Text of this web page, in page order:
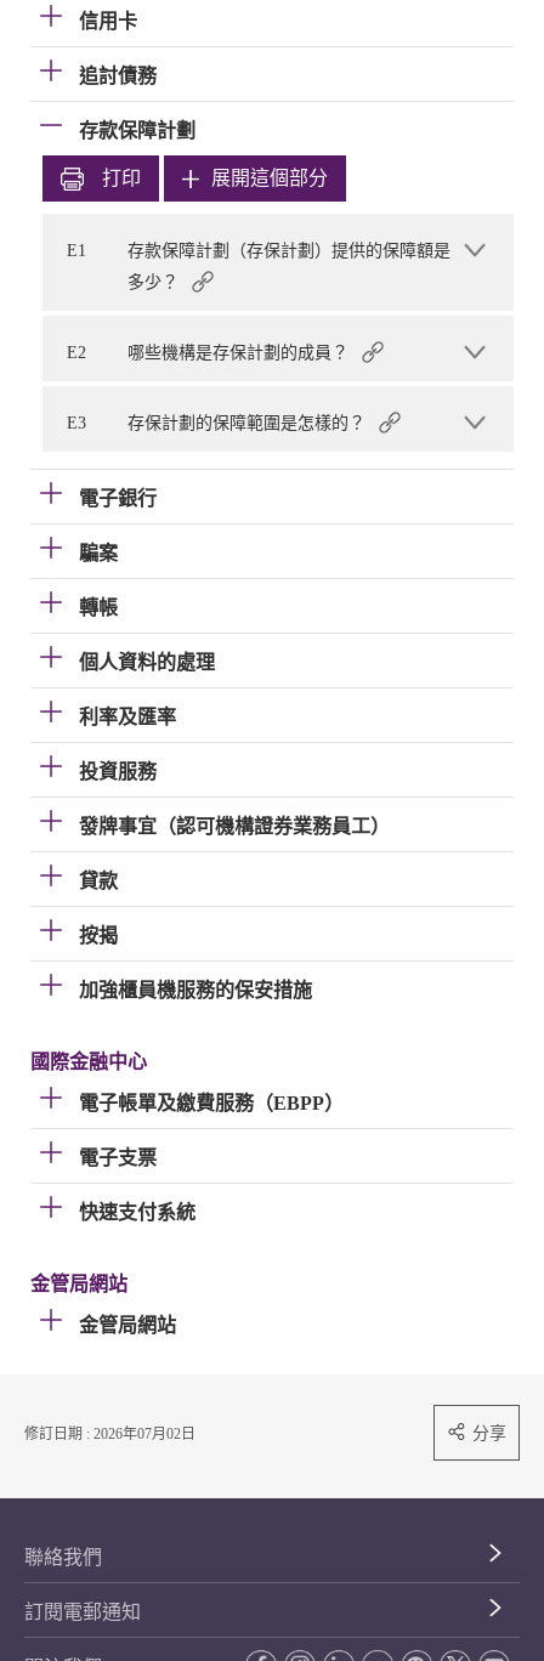
信用卡
追討債務
存款保障計劃
打印 展開這個部分
E1
存款保障計劃（存保計劃）提供的保障額是
多少？
E2 哪些機構是存保計劃的成員？
E3 存保計劃的保障範圍是怎樣的？
電子銀行
騙案
轉帳
個人資料的處理
利率及匯率
投資服務
發牌事宜（認可機構證券業務員工）
貸款
按揭
加強櫃員機服務的保安措施
國際金融中心
電子帳單及繳費服務（EBPP）
電子支票
快速支付系統
金管局網站
金管局網站
修訂日期 : 2026年07月02日 分享
聯絡我們
訂閱電郵通知